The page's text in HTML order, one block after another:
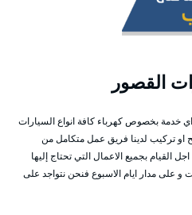
القصور
خدمة بخصوص كهرباء كافة انواع السيارات
او تركيب لدينا فريق عمل متكامل من
القيام بجميع الاعمال التي تحتاج إليها
و على مدار ايام الاسبوع فنحن نتواجد على